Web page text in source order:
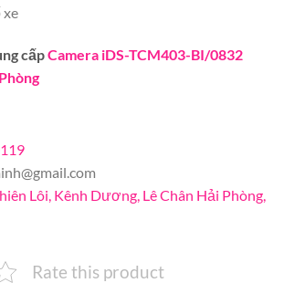
xe
cấpCamera iDS-TCM403-BI/0832
Lôi, Kênh Dương, Lê Chân Hải Phòng,
Rate this product